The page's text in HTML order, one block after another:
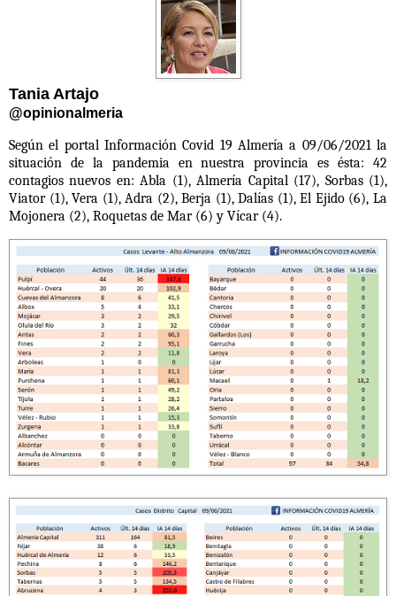
Tania Artajo
@opinionalmeria
Según el portal Información Covid 19 Almería a 09/06/2021 la
situación de la pandemia en nuestra provincia es ésta: 42
contagios nuevos en: Abla (1), Almería Capital (17), Sorbas (1),
Viator (1), Vera (1), Adra (2), Berja (1), Dalías (1), El Ejido (6), La
Mojonera (2), Roquetas de Mar (6) y Vícar (4).